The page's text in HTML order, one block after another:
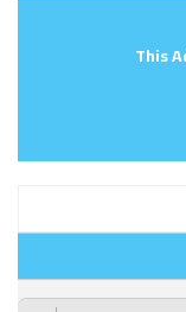
This